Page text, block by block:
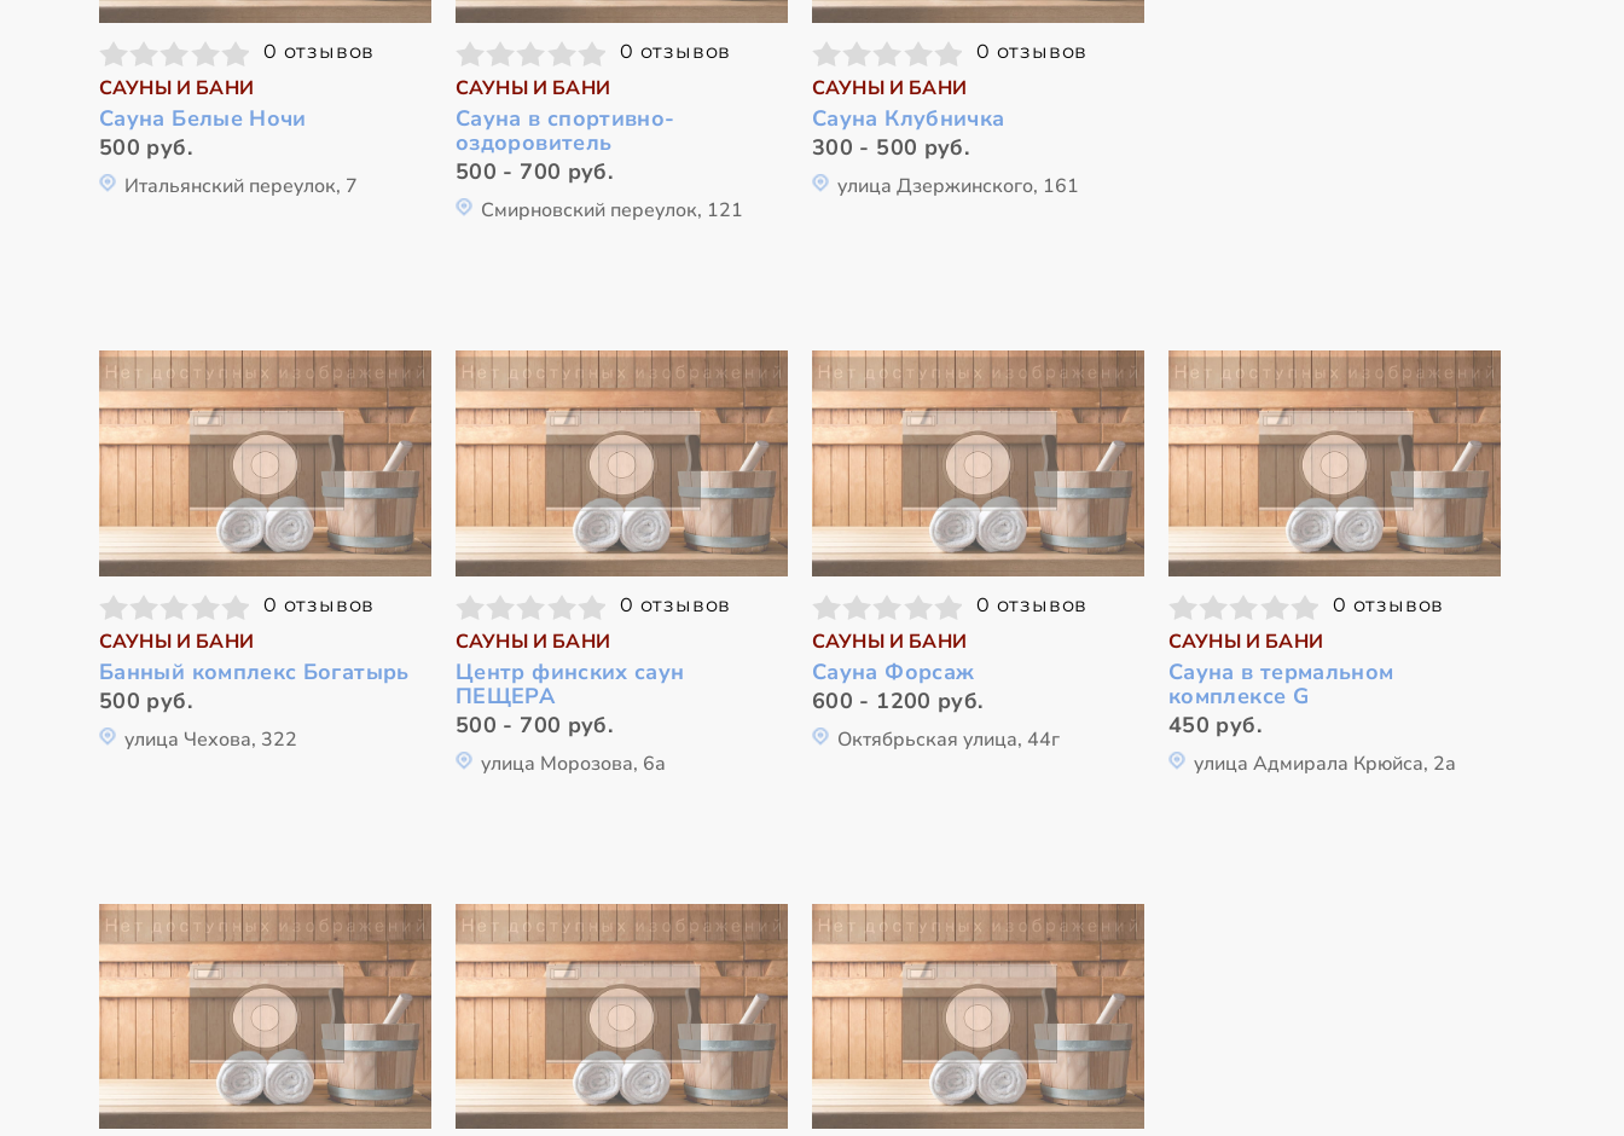
0 отзывов
САУНЫ И БАНИ
Сауна Белые Ночи
500 руб.
Итальянский переулок, 7
0 отзывов
САУНЫ И БАНИ
Сауна в спортивно-
оздоровитель
500 - 700 руб.
Смирновский переулок, 121
0 отзывов
САУНЫ И БАНИ
Сауна Клубничка
300 - 500 руб.
улица Дзержинского, 161
0 отзывов
САУНЫ И БАНИ
Банный комплекс Богатырь
500 руб.
улица Чехова, 322
0 отзывов
САУНЫ И БАНИ
Центр финских саун
ПЕЩЕРА
500 - 700 руб.
улица Морозова, 6а
0 отзывов
САУНЫ И БАНИ
Сауна Форсаж
600 - 1200 руб.
Октябрьская улица, 44г
0 отзывов
САУНЫ И БАНИ
Сауна в термальном
комплексе G
450 руб.
улица Адмирала Крюйса, 2а